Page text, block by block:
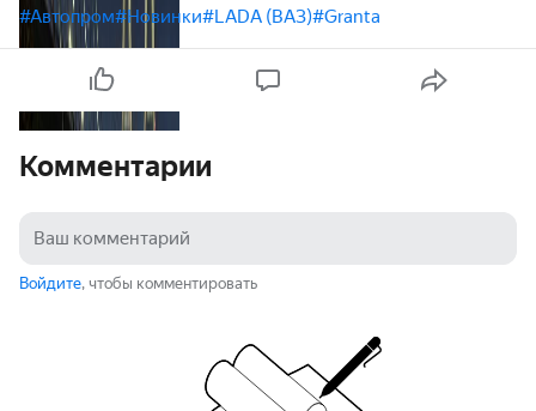
#Автопром#Новинки#LADA (ВАЗ)#Granta
Комментарии
Войдите, чтобы комментировать